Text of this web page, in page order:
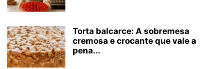
Torta balcarce: A sobremesa
cremosa e crocante que vale a
pena...